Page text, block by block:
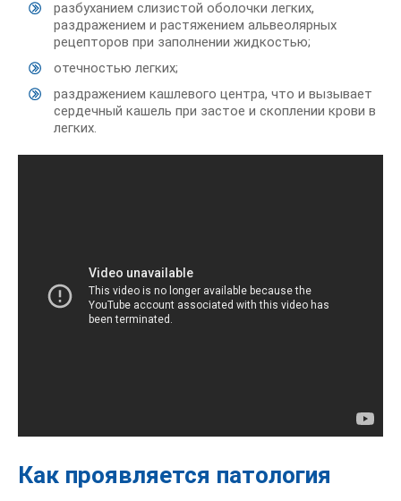
разбуханием слизистой оболочки легких,
раздражением и растяжением альвеолярных
рецепторов при заполнении жидкостью;
отечностью легких;
раздражением кашлевого центра, что и вызывает
сердечный кашель при застое и скоплении крови в
легких.
Как проявляется патология